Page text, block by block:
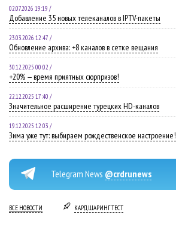
02.07.2026 19:19 /
Добавление 35 новых телеканалов в IPTV-пакеты
23.03.2026 12:47 /
Обновление архива: +8 каналов в сетке вещания
30.12.2025 00:02 /
+20% — время приятных сюрпризов!
22.12.2025 17:40 /
Значительное расширение турецких HD-каналов
19.12.2025 12:03 /
Зима уже тут: выбираем рождественское настроение!
Telegram News @crdrunews
ВСЕ НОВОСТИ КАРДШАРИНГ ТЕСТ